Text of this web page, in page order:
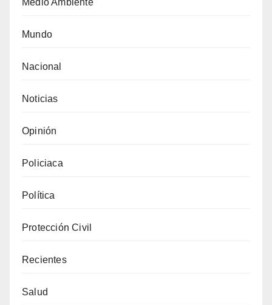
Mundo
Nacional
Noticias
Opinión
Policiaca
Política
Protección Civil
Recientes
Salud